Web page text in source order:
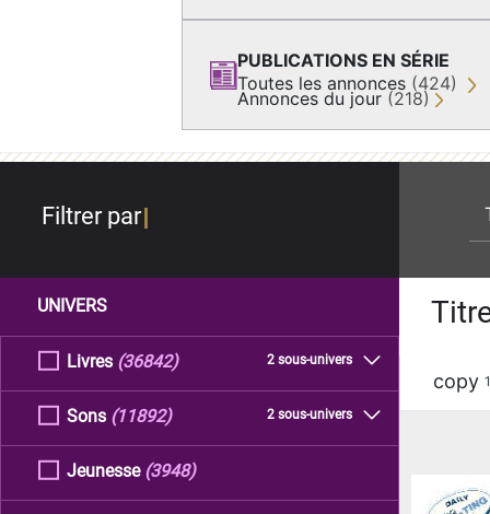
PUBLICATIONS EN SÉRIE
Toutes les annonces (424)
Annonces du jour (218)
Filtrer par
UNIVERS
Livres 2 sous-univers
(36842)
Sons 2 sous-univers
(11892)
Jeunesse (3948)
copy